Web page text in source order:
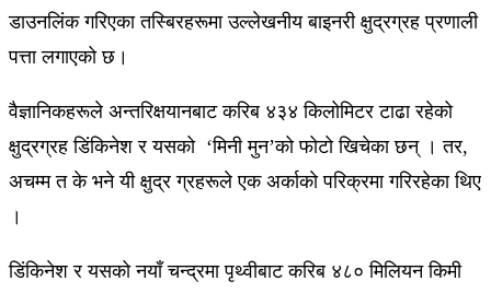
डाउनलिंक गरिएका तस्बिरहरूमा उल्लेखनीय बाइनरी क्षुद्रग्रह प्रणाली
पत्ता लगाएको छ।
वैज्ञानिकहरूले अन्तरिक्षयानबाट करिब ४३४ किलोमिटर टाढा रहेको
क्षुद्रग्रह डिंकिनेश र यसको ‘मिनी मुन’को फोटो खिचेका छन् । तर,
अचम्म त के भने यी क्षुद्र ग्रहरूले एक अर्काकाे परिक्रमा गरिरहेका थिए
।
डिंकिनेश र यसको नयाँ चन्द्रमा पृथ्वीबाट करिब ४८० मिलियन किमी